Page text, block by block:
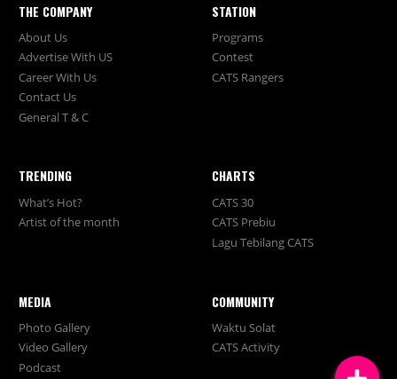
THE COMPANY
About Us
Advertise With US
Career With Us
Contact Us
General T & C
STATION
Programs
Contest
CATS Rangers
TRENDING
What’s Hot?
Artist of the month
CHARTS
CATS 30
CATS Prebiu
Lagu Tebilang CATS
MEDIA
Photo Gallery
Video Gallery
Podcast
COMMUNITY
Waktu Solat
CATS Activity